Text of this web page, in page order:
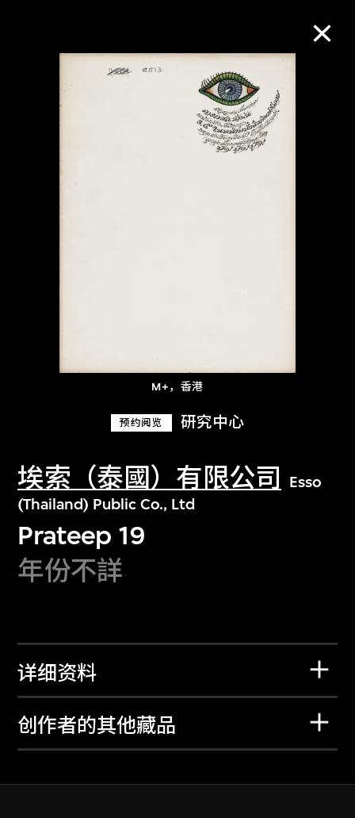
M+，香港
预约阅览 研究中心
埃索（泰國）有限公司
Esso
(Thailand) Public Co., Ltd
Prateep 19
年份不詳
详细资料
创作者的其他藏品
M+藏品
进一步筛选